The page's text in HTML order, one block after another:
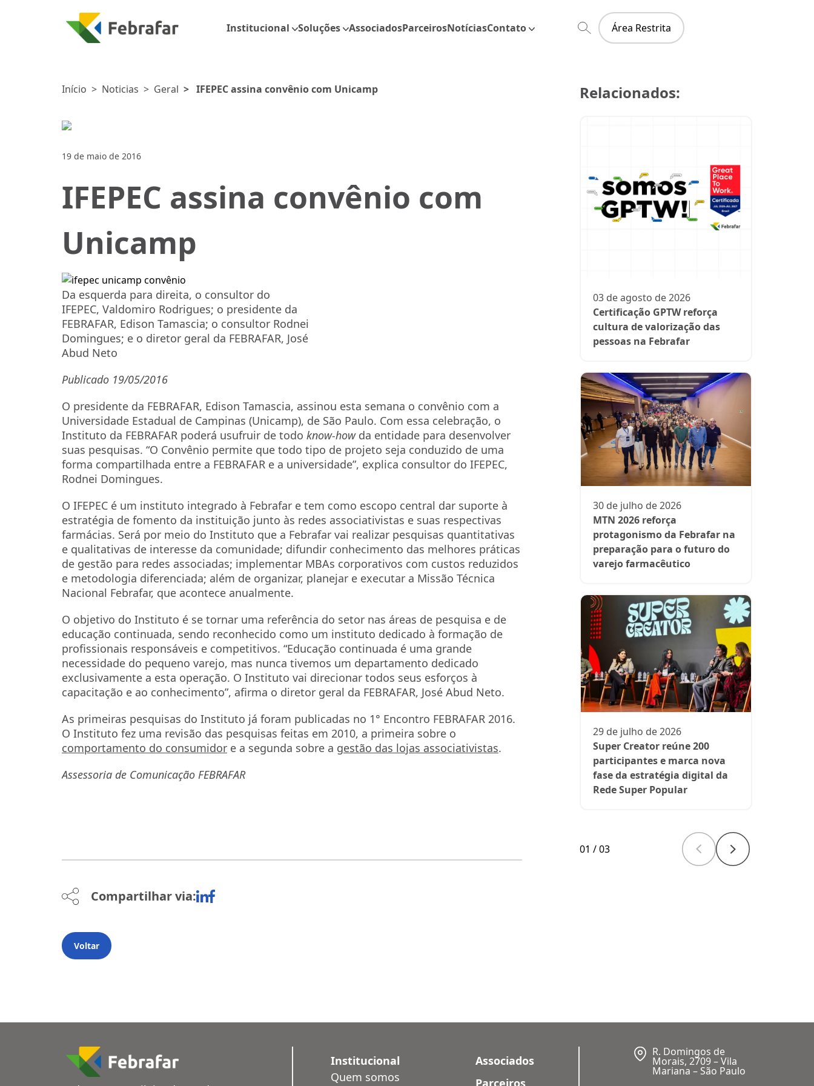
Institucional Soluções AssociadosParceirosNotíciasContato Área Restrita
Início > Noticias > Geral > IFEPEC assina convênio com Unicamp
19 de maio de 2016
IFEPEC assina convênio com
Unicamp
Da esquerda para direita, o consultor do
IFEPEC, Valdomiro Rodrigues; o presidente da
FEBRAFAR, Edison Tamascia; o consultor Rodnei
Domingues; e o diretor geral da FEBRAFAR, José
Abud Neto
Publicado 19/05/2016
O presidente da FEBRAFAR, Edison Tamascia, assinou esta semana o convênio com a
Universidade Estadual de Campinas (Unicamp), de São Paulo. Com essa celebração, o
Instituto da FEBRAFAR poderá usufruir de todo know-howda entidade para desenvolver
suas pesquisas. “O Convênio permite que todo tipo de projeto seja conduzido de uma
forma compartilhada entre a FEBRAFAR e a universidade”, explica consultor do IFEPEC,
Rodnei Domingues.
O IFEPEC é um instituto integrado à Febrafar e tem como escopo central dar suporte à
estratégia de fomento da instituição junto às redes associativistas e suas respectivas
farmácias. Será por meio do Instituto que a Febrafar vai realizar pesquisas quantitativas
e qualitativas de interesse da comunidade; difundir conhecimento das melhores práticas
de gestão para redes associadas; implementar MBAs corporativos com custos reduzidos
e metodologia diferenciada; além de organizar, planejar e executar a Missão Técnica
Nacional Febrafar, que acontece anualmente.
O objetivo do Instituto é se tornar uma referência do setor nas áreas de pesquisa e de
educação continuada, sendo reconhecido como um instituto dedicado à formação de
profissionais responsáveis e competitivos. “Educação continuada é uma grande
necessidade do pequeno varejo, mas nunca tivemos um departamento dedicado
exclusivamente a esta operação. O Instituto vai direcionar todos seus esforços à
capacitação e ao conhecimento”, afirma o diretor geral da FEBRAFAR, José Abud Neto.
As primeiras pesquisas do Instituto já foram publicadas no 1° Encontro FEBRAFAR 2016.
O Instituto fez uma revisão das pesquisas feitas em 2010, a primeira sobre o
comportamento do consumidor e a segunda sobre a gestão das lojas associativistas.
Assessoria de Comunicação FEBRAFAR
Compartilhar via:
Voltar
Relacionados:
03 de agosto de 2026
Certificação GPTW reforça
cultura de valorização das
pessoas na Febrafar
30 de julho de 2026
MTN 2026 reforça
protagonismo da Febrafar na
preparação para o futuro do
varejo farmacêutico
29 de julho de 2026
Super Creator reúne 200
participantes e marca nova
fase da estratégia digital da
Rede Super Popular
01 /03
Institucional
Quem somos
Associados
Parceiros
R. Domingos de
Morais, 2709 – Vila
Mariana – São Paulo